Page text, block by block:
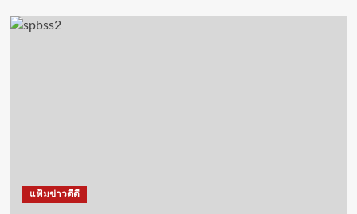
แฟ้มข่าวดีดี